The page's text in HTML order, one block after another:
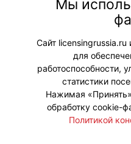
называется
Монреаль
ее центральным
#Коллаборации
Мы
Сайт
для
работоспособности,
статистики
Нажимая
обработку cookie-
Политикой